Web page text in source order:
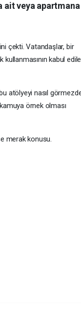
ait veya
çekti. Vatandaşlar, bir
kabul
atölyeyi nasıl
örnek olması
merak konusu.